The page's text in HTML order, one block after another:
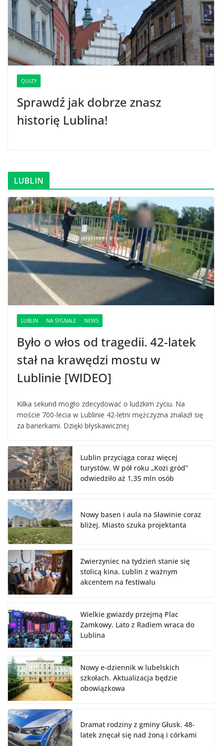
QUIZY
Sprawdź jak dobrze znasz
historię Lublina!
LUBLIN
LUBLIN NA SYGNALE NEWS
Było o włos od tragedii. 42-latek
stał na krawędzi mostu w
Lublinie [WIDEO]
Kilka sekund mogło zdecydować o ludzkim życiu. Na
moście 700-lecia w Lublinie 42-letni mężczyzna znalazł się
za barierkami. Dzięki błyskawicznej
Lublin przyciąga coraz więcej
turystów. W pół roku „Kozi gród”
odwiedziło aż 1,35 mln osób
Nowy basen i aula na Sławinie coraz
bliżej. Miasto szuka projektanta
Zwierzyniec na tydzień stanie się
stolicą kina. Lublin z ważnym
akcentem na festiwalu
Wielkie gwiazdy przejmą Plac
Zamkowy. Lato z Radiem wraca do
Lublina
Nowy e-dziennik w lubelskich
szkołach. Aktualizacja będzie
obowiązkowa
Dramat rodziny z gminy Głusk. 48-
latek znęcał się nad żoną i córkami